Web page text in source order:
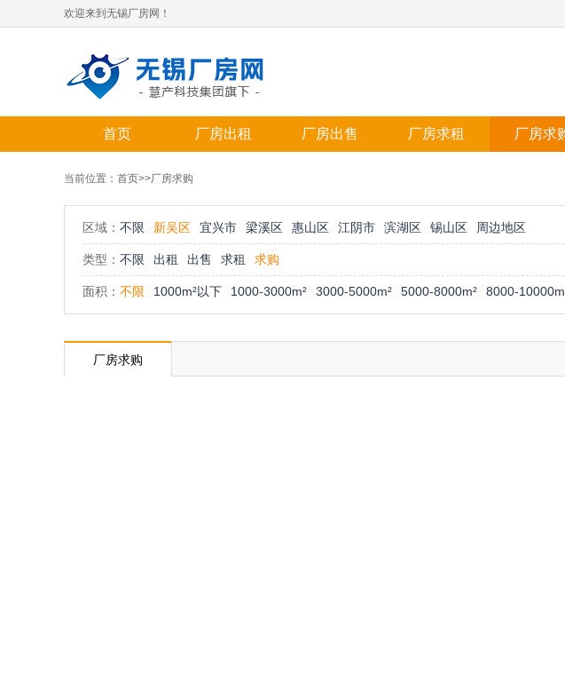
欢迎来到无锡厂房网！
首页 厂房出租 厂房出售 厂房求租 厂房求
当前位置： 首页>>厂房求购
区域： 不限 新吴区 宜兴市 梁溪区 惠山区 江阴市 滨湖区 锡山区 周边地区
类型： 不限 出租 出售 求租 求购
面积： 不限 1000m²以下 1000-3000m² 3000-5000m² 5000-8000m² 8000-
厂房求购